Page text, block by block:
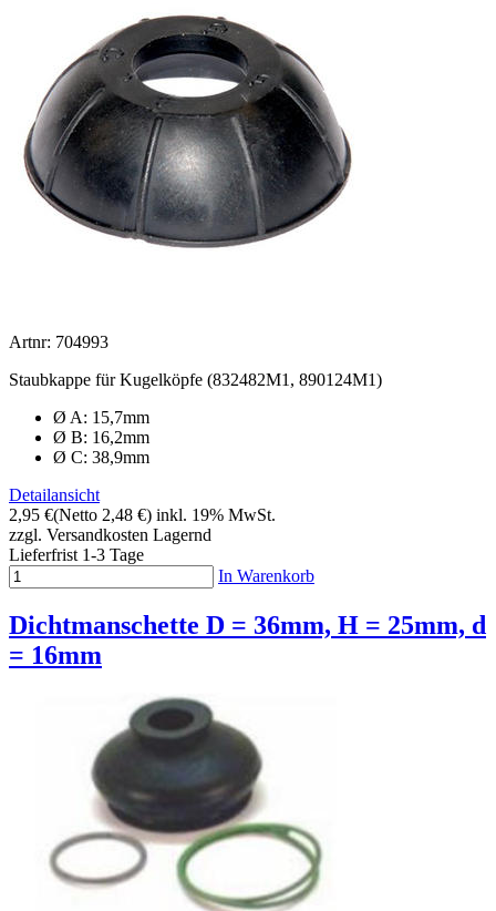
Artnr: 704993
Staubkappe für Kugelköpfe (832482M1, 890124M1)
Ø A: 15,7mm
Ø B: 16,2mm
Ø C: 38,9mm
Detailansicht
2,95 €(Netto 2,48 €) inkl. 19% MwSt.
zzgl. Versandkosten Lagernd
Lieferfrist 1-3 Tage
In Warenkorb
Dichtmanschette D = 36mm, H = 25mm, d
= 16mm